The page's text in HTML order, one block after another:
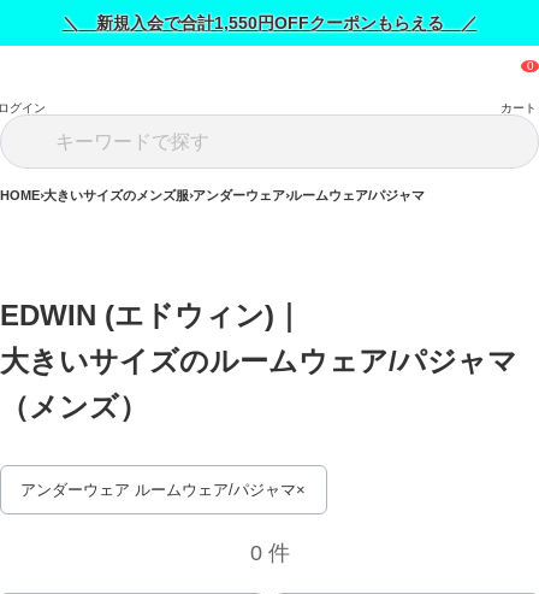
＼ 新規入会で合計1,550円OFFクーポンもらえる ／
グイン カート
HOME 大きいサイズのメンズ服 アンダーウェア ルームウェア/パジャマ
EDWIN (エドウィン)｜
大きいサイズのルームウェア/パジャマ
（メンズ）
アンダーウェア ルームウェア/パジャマ
0 件